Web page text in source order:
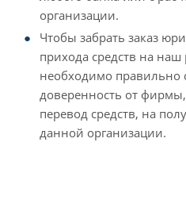
организации.
Чтобы забрать заказ
прихода средств на наш
необходимо правильно
доверенность от
перевод средств, на
данной организации.